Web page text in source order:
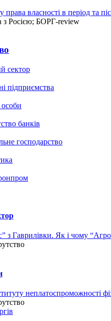
права власності в період та
з Росією; БОРГ-review
сектор
підприємства
особи
банків
господарство
з Гаврилівки. Як і чому
неплатоспроможності